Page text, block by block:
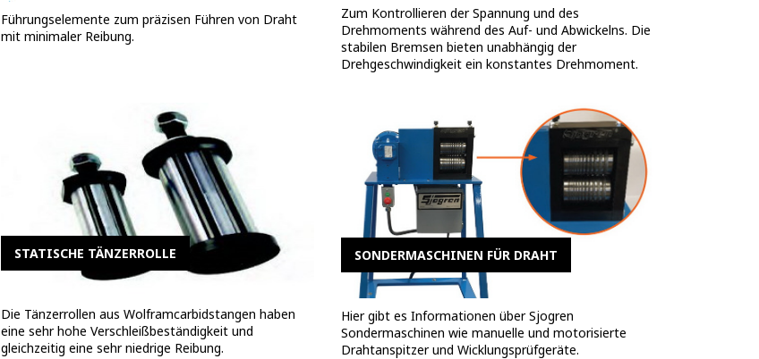
Führungselemente zum präzisen Führen von Draht
mit minimaler Reibung.
Zum Kontrollieren der Spannung und des
Drehmoments während des Auf- und Abwickelns. Die
stabilen Bremsen bieten unabhängig der
Drehgeschwindigkeit ein konstantes Drehmoment.
STATISCHE TÄNZERROLLE
Die Tänzerrollen aus Wolframcarbidstangen haben
eine sehr hohe Verschleißbeständigkeit und
gleichzeitig eine sehr niedrige Reibung.
SONDERMASCHINEN FÜR DRAHT
Hier gibt es Informationen über Sjogren
Sondermaschinen wie manuelle und motorisierte
Drahtanspitzer und Wicklungsprüfgeräte.